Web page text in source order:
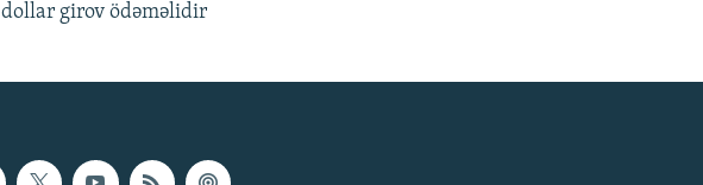
dollar girov ödəməlidir